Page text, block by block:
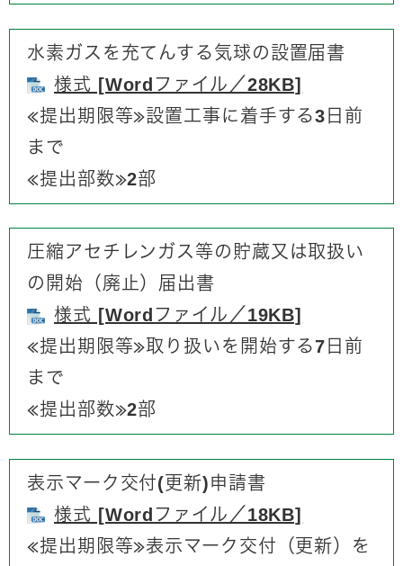
水素ガスを充てんする気球の設置届書
様式 [Wordファイル／28KB]
≪提出期限等≫​​設置工事に着手する3日前
まで​
​≪提出部数≫2部
圧縮アセチレンガス等の貯蔵又は取扱い
の開始（廃止）届出書
様式 [Wordファイル／19KB]
≪提出期限等≫​取り扱いを開始する7日前
まで
​≪提出部数≫2部
表示マーク交付(更新)申請書
様式 [Wordファイル／18KB]
≪提出期限等≫​表示マーク交付（更新）を